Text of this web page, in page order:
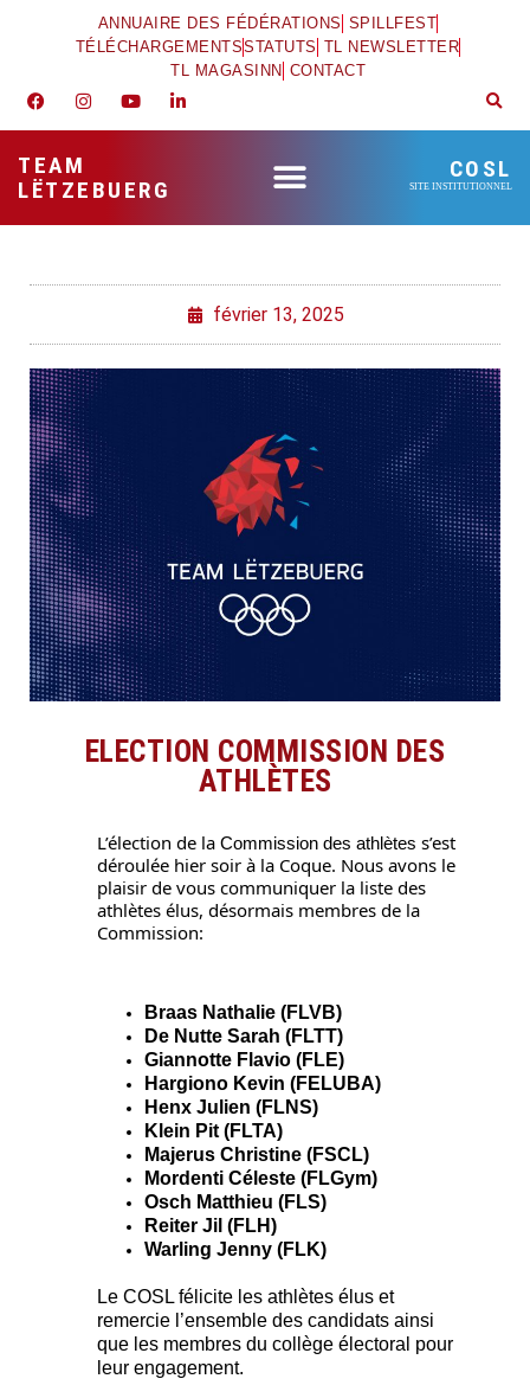
ANNUAIRE DES FÉDÉRATIONS SPILLFEST
TÉLÉCHARGEMENTSSTATUTS TL NEWSLETTER
TL MAGASINN CONTACT
TEAM
LËTZEBUERG
COSL
SITE INSTITUTIONNEL
février 13, 2025
ELECTION COMMISSION DES
ATHLÈTES
L’élection de la Commission des athlètes s’est
déroulée hier soir à la Coque. Nous avons le
plaisir de vous communiquer la liste des
athlètes élus, désormais membres de la
Commission:
Braas Nathalie (FLVB)
De Nutte Sarah (FLTT)
Giannotte Flavio (FLE)
Hargiono Kevin (FELUBA)
Henx Julien (FLNS)
Klein Pit (FLTA)
Majerus Christine (FSCL)
Mordenti Céleste (FLGym)
Osch Matthieu (FLS)
Reiter Jil (FLH)
Warling Jenny (FLK)
Le COSL félicite les athlètes élus et
remercie l’ensemble des candidats ainsi
que les membres du collège électoral pour
leur engagement.